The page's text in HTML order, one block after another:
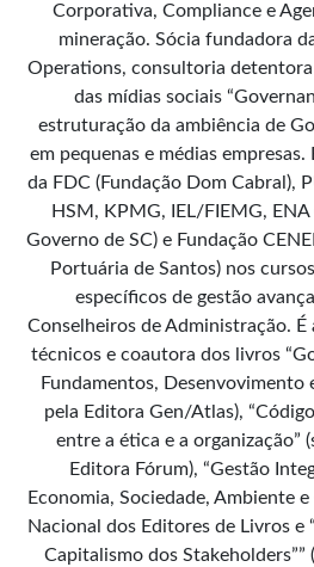
Corporativa, Compliance e
mineração. Sócia fundadora
Operations, consultoria
das mídias sociais
estruturação da ambiência de
em pequenas e médias
da FDC (Fundação Dom Cabral),
HSM, KPMG, IEL/FIEMG, ENA
Governo de SC) e Fundação
Portuária de Santos) nos
específicos de gestão
Conselheiros de Administração.
técnicos e coautora dos livros
Fundamentos, Desenvovimento
pela Editora Gen/Atlas),
entre a ética e a organização”
Editora Fórum), “Gestão
Economia, Sociedade, Ambiente
Nacional dos Editores de Livros e
Capitalismo dos Stakeholders””